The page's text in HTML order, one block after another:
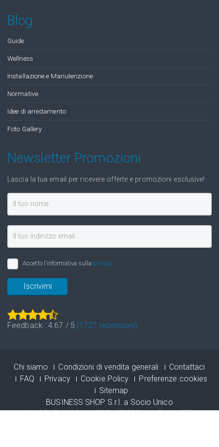
Blog
Guide
Wellness
Installazione e Manutenzione
Normative
Idee di arredamento
Foto Gallery
Newsletter Promozioni
Lascia la tua email per ricevere offerte e promozioni esclusive!
Accetto l'informativa sulla privacy
Iscrivimi
Feedback :4.67 / 5 (1727 recensioni)
Chi siamo Condizioni di vendita generali
Contattaci
FAQ
Privacy Cookie Policy
Preferenze cookies
Sitemap
BUSINESS SHOP S.r.l. a Socio Unico
Via della Repubblica n. 19/1 - 42123 Reggio Emilia (RE)